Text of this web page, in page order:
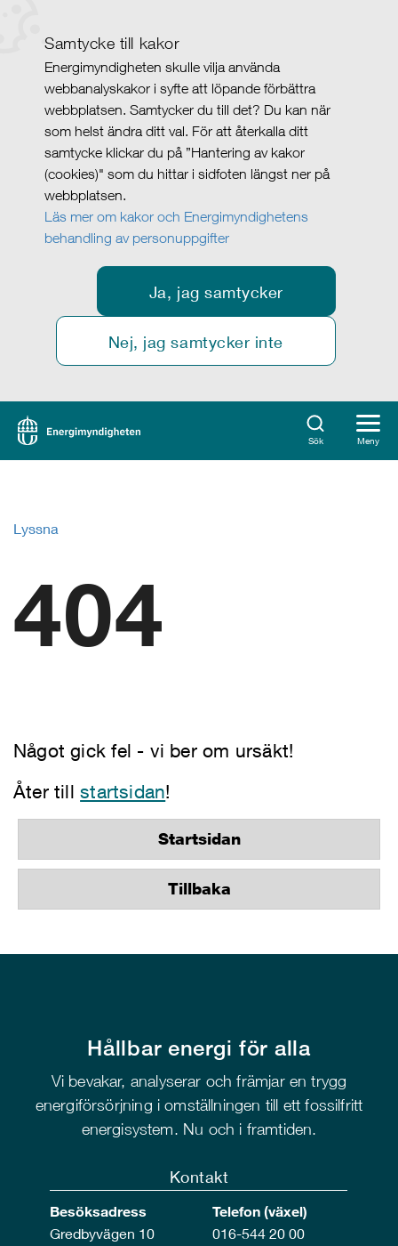
Samtycke till kakor
Energimyndigheten skulle vilja använda
webbanalyskakor i syfte att löpande förbättra
webbplatsen. Samtycker du till det? Du kan när
som helst ändra ditt val. För att återkalla ditt
samtycke klickar du på ”Hantering av kakor
(cookies)" som du hittar i sidfoten längst ner på
webbplatsen.
Läs mer om kakor och Energimyndighetens
behandling av personuppgifter
Ja, jag samtycker
Nej, jag samtycker inte
Sök Meny
Lyssna
404
Något gick fel - vi ber om ursäkt!
Åter tillstartsidan!
Startsidan
Tillbaka
Hållbar energi för alla
Vi bevakar, analyserar och främjar en trygg
energiförsörjning i omställningen till ett fossilfritt
energisystem. Nu och i framtiden.
Kontakt
Besöksadress
Gredbyvägen 10
Telefon (växel)
016-544 20 00